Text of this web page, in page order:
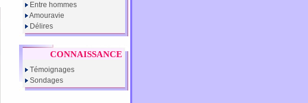
Entre hommes
Amouravie
Délires
CONNAISSANCE
Témoignages
Sondages